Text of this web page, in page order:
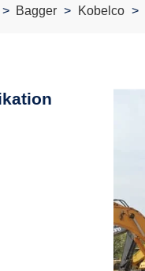
Bagger Kobelco